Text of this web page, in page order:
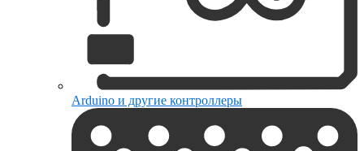
Arduino и другие контроллеры